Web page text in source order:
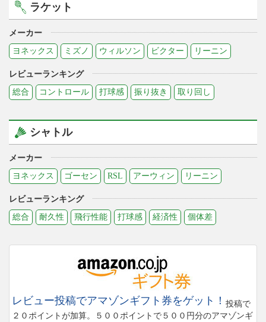
ラケット
メーカー
ヨネックス
ミズノ ウィルソン ビクター リーニン
レビューランキング
総合
コントロール 打球感 振り抜き 取り回し
シャトル
メーカー
ヨネックス
ゴーセン RSL アーウィン リーニン
レビューランキング
総合
耐久性 飛行性能 打球感 経済性 個体差
レビュー投稿でアマゾンギフト券をゲット！ 投稿で
２０ポイントが加算。５００ポイントで５００円分のアマゾンギ